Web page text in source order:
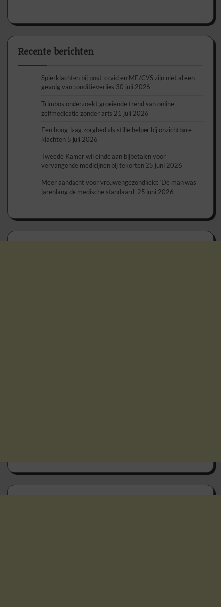
Recente berichten
Spierklachten bij post-covid en ME/CVS zijn niet alleen
gevolg van conditieverlies 30 juli 2026
Trimbos onderzoekt groeiende trend van online
zelfmedicatie zonder arts 21 juli 2026
Een hoog-laag zorgbed als stille helper bij onzichtbare
klachten 5 juli 2026
Tweede Kamer wil einde aan bijbetalen voor
vervangende medicijnen bij tekorten 25 juni 2026
Meer aandacht voor vrouwengezondheid: ‘De man was
jarenlang de medische standaard’ 25 juni 2026